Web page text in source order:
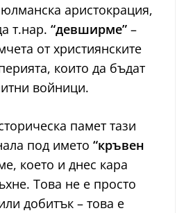
аристокрация,
т.нар. “девширме” –
от християнските
които да бъдат
войници.
памет тази
под името “кръвен
което и днес кара
Това не е просто
добитък – това е